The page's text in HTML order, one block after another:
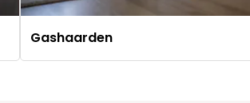
Gashaarden